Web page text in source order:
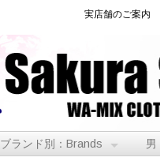
実店舗のご案内
ブランド別：Brands 男